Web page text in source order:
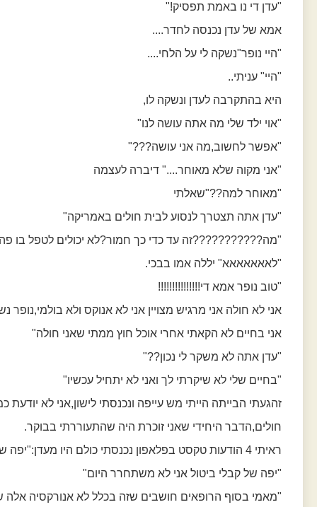
"עדן די נו באמת תפסיק!"
אמא של עדן נכנסה לחדר....
"היי נופר"נשקה לי על הלחי....
"היי" עניתי..
היא בהתקרבה לעדן ונשקה לו,
"אוי ילד שלי מה אתה עושה לנו"
"אפשר לחשוב,מה אני עושה???"
"אני מקוה שלא מאוחר...." דיברה לעצמה
"מאוחר למה??"שאלתי
"עדן אתה תצטרך לנסוע לבית חולים באמריקה"
"מה???????????זה עד כדי כך חמור?לא יכולים לטפל בו
"לאאאאאאא" יללה אמו בבכי.
"טוב נופר אמא די!!!!!!!!!!!!!!!
אני לא חולה אני מרגיש מצויין אני לא אנוקס ולא בולמי,נופר
אני בחיים לא הקאתי אחרי אוכל חוץ ממתי שאני חולה"
"עדן אתה לא משקר לי נכון??"
"בחיים שלי לא שיקרתי לך ואני לא יתחיל עכשיו"
זהגעתי הבייתה הייתי מש עייפה ונכנסתי לישון,אני לא
חולים,הדבר היחידי שאני זוכרת היה שהתעוררתי בבוקר.
ראיתי 4 הודעות טקסט בפלאפון נכנסתי כולם היו מעדן:"יפה שלי אני משתחרר היום"
"יפה של קבלי ביטול אני לא משתחרר היום"
"מאמי בסוף הרופאים חושבים שזה בכלל לא אנורקסיה אלה